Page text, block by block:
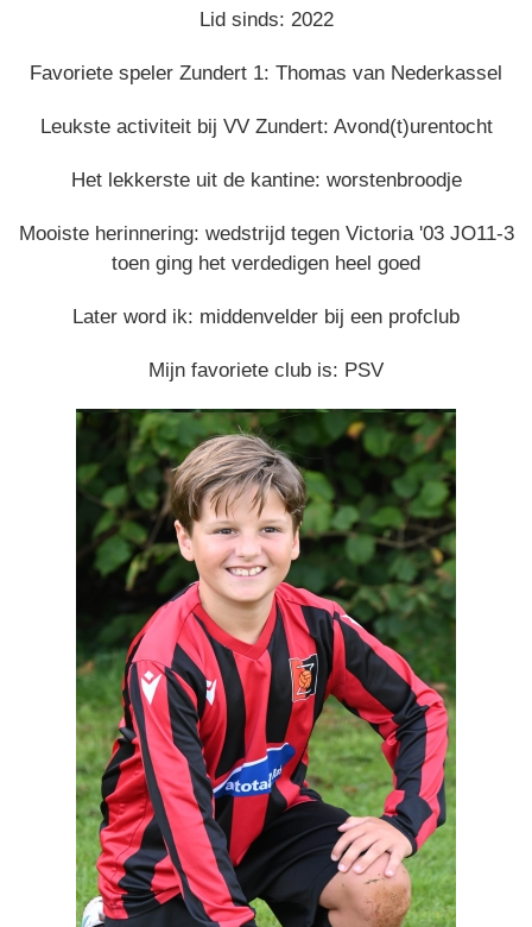
Lid sinds: 2022
Favoriete speler Zundert 1: Thomas van Nederkassel
Leukste activiteit bij VV Zundert: Avond(t)urentocht
Het lekkerste uit de kantine: worstenbroodje
Mooiste herinnering: wedstrijd tegen Victoria '03 JO11-3
toen ging het verdedigen heel goed
Later word ik: middenvelder bij een profclub
Mijn favoriete club is: PSV